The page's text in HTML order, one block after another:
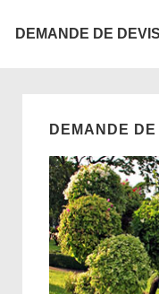
DEMANDE DE DEVIS
DEMANDE